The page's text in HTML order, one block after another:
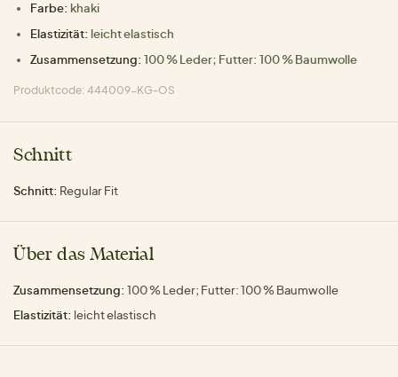
Farbe: khaki
Elastizität: leicht elastisch
Zusammensetzung: 100 % Leder; Futter: 100 % Baumwolle
Produktcode: 444009-KG-OS
Schnitt
Schnitt: Regular Fit
Über das Material
Zusammensetzung: 100 % Leder; Futter: 100 % Baumwolle
Elastizität: leicht elastisch